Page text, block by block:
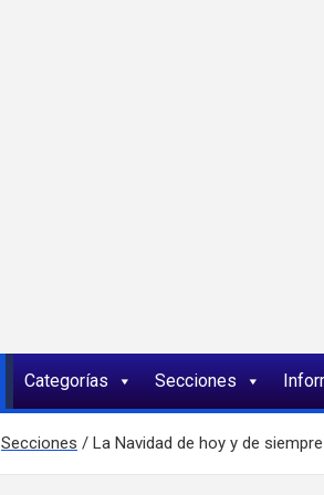
Categorías Secciones
Secciones La Navidad de hoy y de